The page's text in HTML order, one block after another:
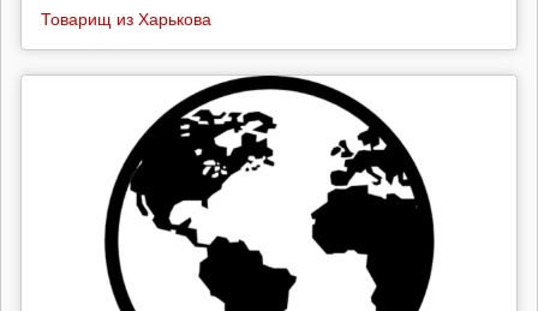
Товарищ из Харькова